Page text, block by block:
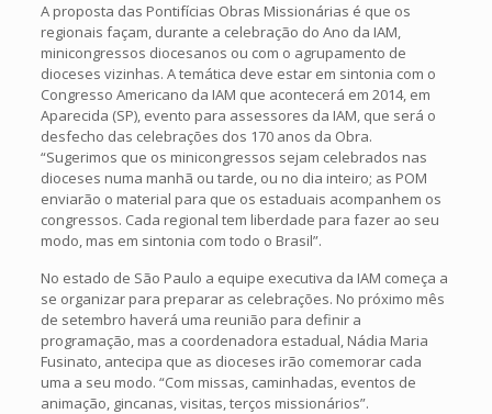
A proposta das Pontifícias Obras Missionárias é que os
regionais façam, durante a celebração do Ano da IAM,
minicongressos diocesanos ou com o agrupamento de
dioceses vizinhas. A temática deve estar em sintonia com o
Congresso Americano da IAM que acontecerá em 2014, em
Aparecida (SP), evento para assessores da IAM, que será o
desfecho das celebrações dos 170 anos da Obra.
“Sugerimos que os minicongressos sejam celebrados nas
dioceses numa manhã ou tarde, ou no dia inteiro; as POM
enviarão o material para que os estaduais acompanhem os
congressos. Cada regional tem liberdade para fazer ao seu
modo, mas em sintonia com todo o Brasil”.
No estado de São Paulo a equipe executiva da IAM começa a
se organizar para preparar as celebrações. No próximo mês
de setembro haverá uma reunião para definir a
programação, mas a coordenadora estadual, Nádia Maria
Fusinato, antecipa que as dioceses irão comemorar cada
uma a seu modo. “Com missas, caminhadas, eventos de
animação, gincanas, visitas, terços missionários”.